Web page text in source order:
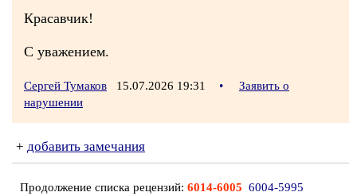
Красавчик!
С уважением.
Сергей Тумаков 15.07.2026 19:31 •
Заявить о
нарушении
+ добавить замечания
Продолжение списка рецензий: 6014-6005 6004-5995